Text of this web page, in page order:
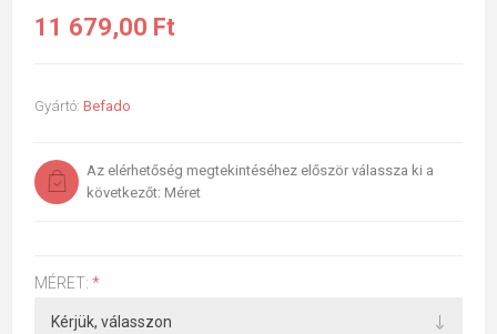
11 679,00 Ft
Gyártó: Befado
Az elérhetőség megtekintéséhez először válassza ki a
következőt: Méret
MÉRET: *